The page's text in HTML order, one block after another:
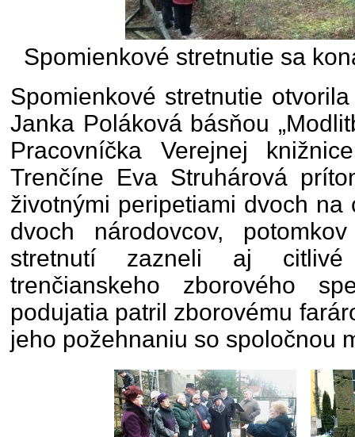
Spomienkové stretnutie sa
Spomienkové stretnutie
Janka Poláková básňou
Pracovníčka Verejnej
Trenčíne Eva Struhárová
životnými peripetiami dvoch na
dvoch národovcov,
stretnutí zazneli aj
trenčianskeho zborového
podujatia patril zborovému
jeho požehnaniu so spoločnou